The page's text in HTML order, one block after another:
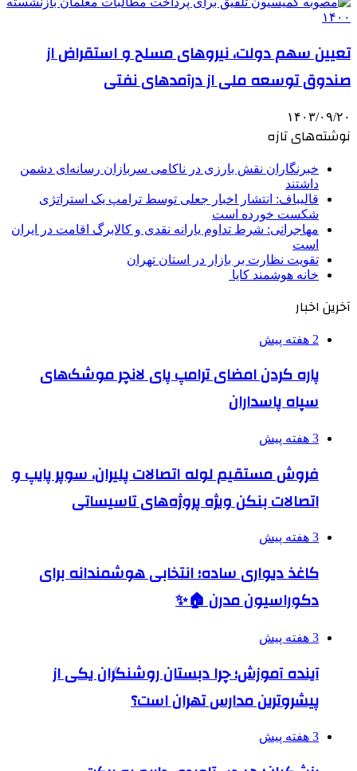
تعیین سهم دولت، نیروهای مسلح و استقراض از
صندوق توسعه ملی از درآمدهای نفتی
۱۴۰۳/۰۹/۲۰
نوشته‌های تازه
خبرنگاران نقش بارزی در ناکامی سربازان رسانه‌ای دشمن
داشتند
قالیباف: انتشار اخبار جعلی توسط ترامپ یک استراتژی
شکست خورده است
مهاجرانی: شرط تداوم یارانه نقدی و کالابرگ اقامت در ایران
است
تقویت نظارت بر بازار در استان تهران
خانه هوشمند کایا
آخرین اخبار
2 هفته پیش
پاره کردن امضای ترامپ پای لانچر موشک‌های
سپاه پاسداران
3 هفته پیش
فروش مستقیم لوله اتصالات پلیران، سوپر پایپ و
اتصالات بنکن ویژه پروژه‌های تاسیساتی
3 هفته پیش
کاغذ دیواری ساده؛ انتخابی هوشمندانه برای
دکوراسیون مدرن 🏠✨
3 هفته پیش
آینده آموزش؛ چرا دبستان روشنگران یکی از
پیشروترین مدارس تهران است؟
3 هفته پیش